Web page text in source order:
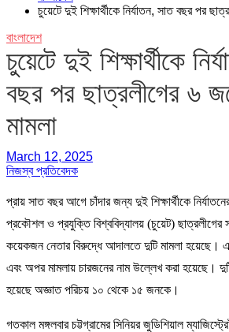
চুয়েটে দুই শিক্ষার্থীকে নির্যাতন, সাত বছর পর
বাংলাদেশ
চুয়েটে দুই শিক্ষার্থীকে
বছর পর ছাত্রলীগের ৬
মামলা
March 12, 2025
নিজস্ব প্রতিবেদক
প্রায় সাত বছর আগে চাঁদার জন্য দুই শিক্ষার্থীকে
প্রকৌশল ও প্রযুক্তি বিশ্ববিদ্যালয় (চুয়েট) ছাত্রলীগের
কয়েকজন নেতার বিরুদ্ধে আদালতে দুটি মামলা হয়েছে।
এবং অপর মামলায় চারজনের নাম উল্লেখ করা হয়েছে।
হয়েছে অজ্ঞাত পরিচয় ১০ থেকে ১৫ জনকে।
গতকাল মঙ্গলবার চট্টগ্রামের সিনিয়র জুডিশিয়াল